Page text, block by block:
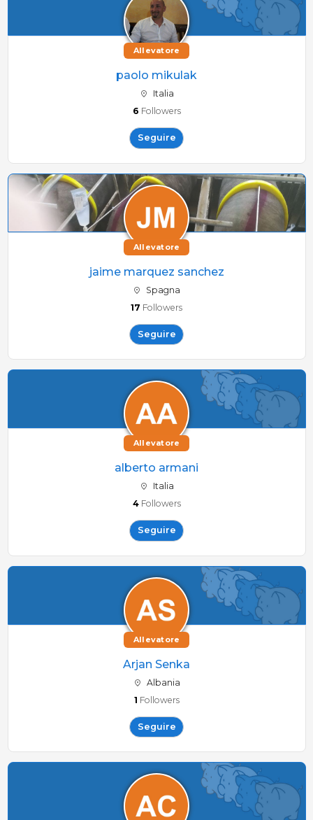
Allevatore
paolo mikulak
Italia
6 Followers
Seguire
Allevatore
jaime marquez sanchez
Spagna
17 Followers
Seguire
Allevatore
alberto armani
Italia
4 Followers
Seguire
Allevatore
Arjan Senka
Albania
1 Followers
Seguire